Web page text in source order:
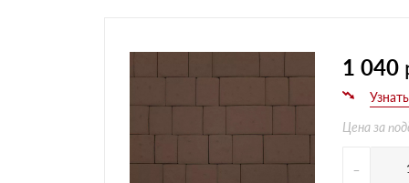
Фасадная плитка, камень, декор
Печной кирпич
Брусчатка и мощение
Кладочные смеси
1 040
Цена за
-